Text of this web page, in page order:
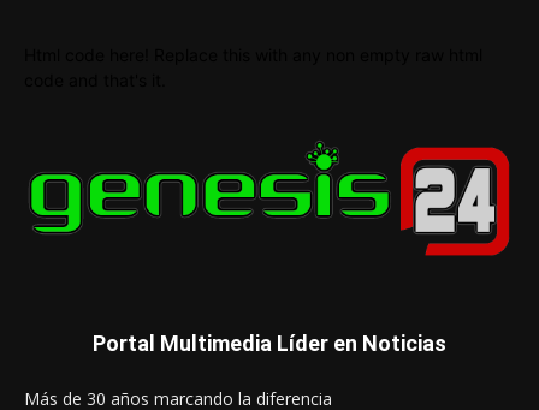
Portal Multimedia Líder en Noticias
Más de 30 años marcando la diferencia